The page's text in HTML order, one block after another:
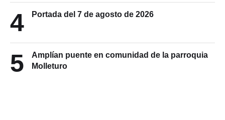
4 Portada del 7 de agosto de 2026
5
Amplían puente en comunidad de la parroquia
Molleturo